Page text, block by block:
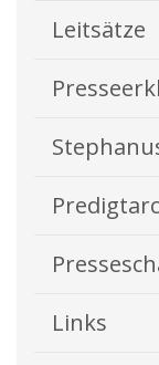
Kontakt
Leitsätze
Links